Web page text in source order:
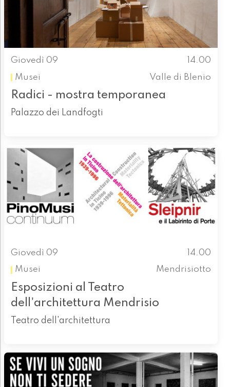
Giovedì 09
14.00
Musei
Valle di Blenio
Radici - mostra temporanea
Palazzo dei Landfogti
Giovedì 09
14.00
Musei
Mendrisiotto
Esposizioni al Teatro
dell'architettura Mendrisio
Teatro dell'architettura